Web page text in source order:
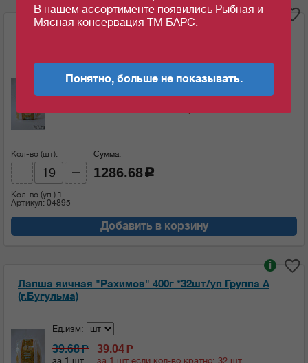
Лапша яичная "Рахимов" 700г *19шт/уп Группа А
Ед.изм:
68.82c 67.72c
Кол-во (шт):
Кол-во (уп.) 1
Артикул: 04895
Сумма:
1286.68 c
Добавить в корзину
Лапша яичная "Рахимов" 400г *32шт/уп Группа А
(г.Бугульма)
i
Ед.изм:
39.68c
за 1 шт
39.04c
за 1 шт если кол-во кратно: 32 шт
В нашем ассортименте появились Рыбная и
Мясная консервация ТМ БАРС.
Понятно, больше не показывать.